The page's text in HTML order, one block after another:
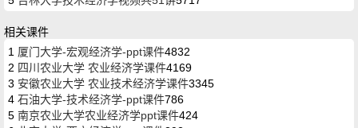
相关课件
1 厦门大学-宏观经济学-ppt课件4832
2 四川农业大学 农业经济学课件4169
3 安徽农业大学 农业技术经济学课件3345
4 石油大学-技术经济学-ppt课件786
5 南京农业大学农业经济学ppt课件424